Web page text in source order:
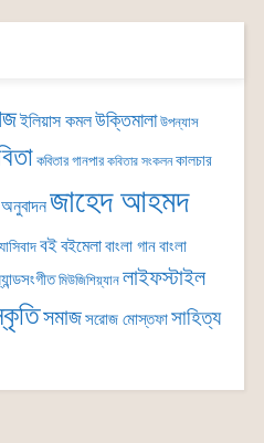
ইলিয়াস কমলউক্তিমালা উপন্যাস
কবিতার গানপার কবিতার সংকলন কালচার
জাহেদ আহমদ
বইবইমেলাবাংলা গানবাংলা
মিউজিশিয়্যান লাইফস্টাইল
সমাজসরোজ মোস্তফাসাহিত্য